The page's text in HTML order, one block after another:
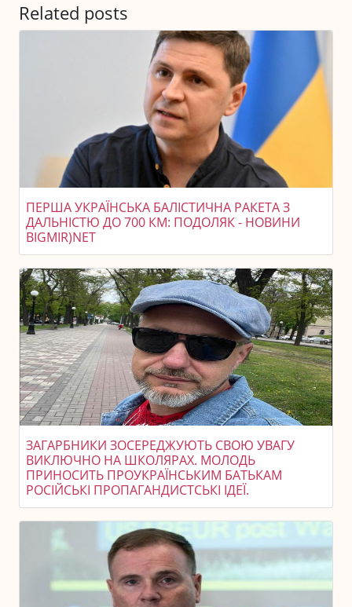
Related posts
ПЕРША УКРАЇНСЬКА БАЛІСТИЧНА РАКЕТА З
ДАЛЬНІСТЮ ДО 700 КМ: ПОДОЛЯК - НОВИНИ
BIGMIR)NET
ЗАГАРБНИКИ ЗОСЕРЕДЖУЮТЬ СВОЮ УВАГУ
ВИКЛЮЧНО НА ШКОЛЯРАХ. МОЛОДЬ
ПРИНОСИТЬ ПРОУКРАЇНСЬКИМ БАТЬКАМ
РОСІЙСЬКІ ПРОПАГАНДИСТСЬКІ ІДЕЇ.